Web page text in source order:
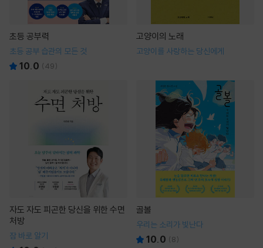
초등 공부력
초등 공부 습관의 모든 것
10.0 (49)
고양이의 노래
고양이를 사랑하는 당신에게
자도 자도 피곤한 당신을 위한 수면
처방
잠 바로 알기
골볼
우리는 소리가 빛난다
10.0 (8)